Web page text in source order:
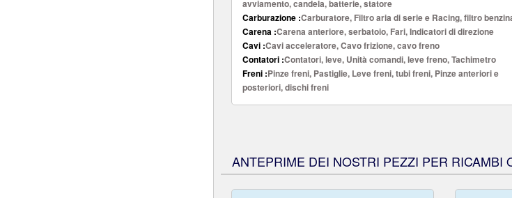
avviamento, candela, batterie, statore
Carburazione :Carburatore, Filtro aria di serie e Racing, filtro
Carena :Carena anteriore, serbatoio, Fari, Indicatori di direzione
Cavi :Cavi acceleratore, Cavo frizione, cavo freno
Contatori :Contatori, leve, Unità comandi, leve freno, Tachimetro
Freni :Pinze freni, Pastiglie, Leve freni, tubi freni, Pinze anteriori e
posteriori, dischi freni
ANTEPRIME DEI NOSTRI PEZZI PER RICAMBI